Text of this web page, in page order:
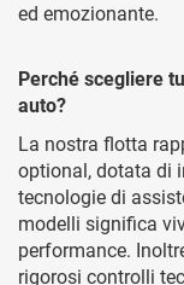
ed emozionante.
Perché scegliere
auto?
La nostra flotta
optional, dotata di
tecnologie di
modelli significa
performance.
rigorosi controlli